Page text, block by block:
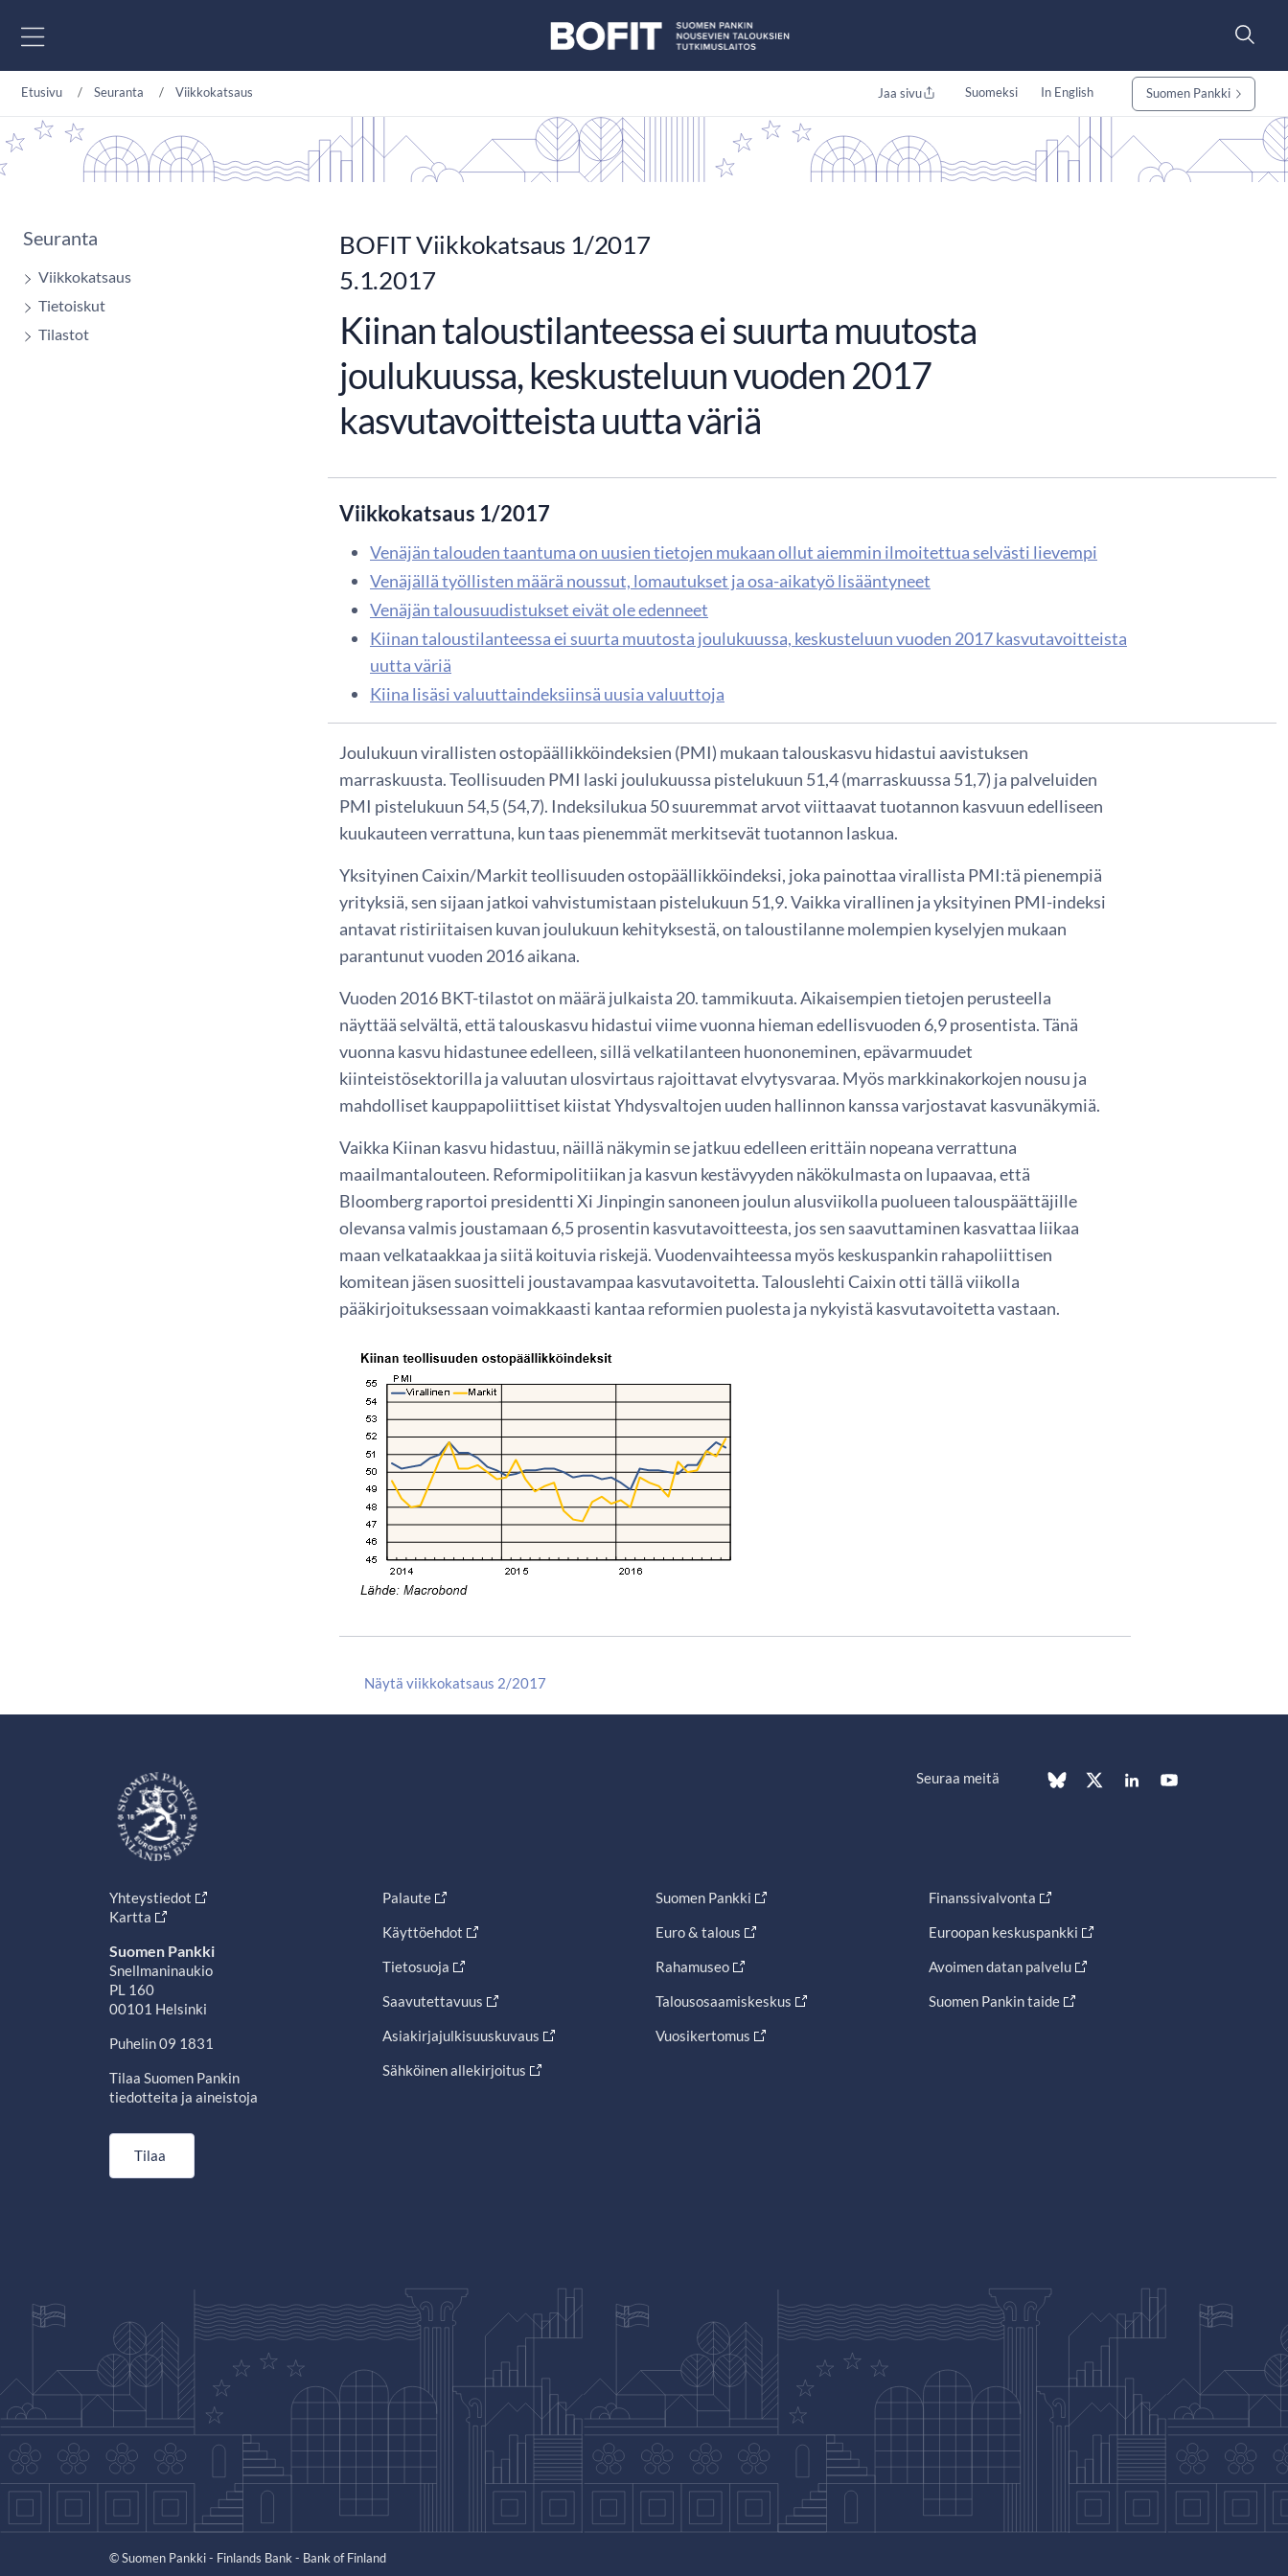
Etusivu Seuranta Viikkokatsaus Jaa sivu Suomeksi In English Suomen Pankki
Seuranta
Viikkokatsaus
Tietoiskut
Tilastot
BOFIT Viikkokatsaus 1/2017
5.1.2017
Kiinan taloustilanteessa ei suurta muutosta
joulukuussa, keskusteluun vuoden 2017
kasvutavoitteista uutta väriä
Viikkokatsaus 1/2017
Venäjän talouden taantuma on uusien tietojen mukaan ollut aiemmin ilmoitettua selvästi lievempi
Venäjällä työllisten määrä noussut, lomautukset ja osa-aikatyö lisääntyneet
Venäjän talousuudistukset eivät ole edenneet
Kiinan taloustilanteessa ei suurta muutosta joulukuussa, keskusteluun vuoden 2017 kasvutavoitteista
uutta väriä
Kiina lisäsi valuuttaindeksiinsä uusia valuuttoja
Joulukuun virallisten ostopäällikköindeksien (PMI) mukaan talouskasvu hidastui aavistuksen
marraskuusta. Teollisuuden PMI laski joulukuussa pistelukuun 51,4 (marraskuussa 51,7) ja palveluiden
PMI pistelukuun 54,5 (54,7). Indeksilukua 50 suuremmat arvot viittaavat tuotannon kasvuun edelliseen
kuukauteen verrattuna, kun taas pienemmät merkitsevät tuotannon laskua.
Yksityinen Caixin/Markit teollisuuden ostopäällikköindeksi, joka painottaa virallista PMI:tä pienempiä
yrityksiä, sen sijaan jatkoi vahvistumistaan pistelukuun 51,9. Vaikka virallinen ja yksityinen PMI-indeksi
antavat ristiriitaisen kuvan joulukuun kehityksestä, on taloustilanne molempien kyselyjen mukaan
parantunut vuoden 2016 aikana.
Vuoden 2016 BKT-tilastot on määrä julkaista 20. tammikuuta. Aikaisempien tietojen perusteella
näyttää selvältä, että talouskasvu hidastui viime vuonna hieman edellisvuoden 6,9 prosentista. Tänä
vuonna kasvu hidastunee edelleen, sillä velkatilanteen huononeminen, epävarmuudet
kiinteistösektorilla ja valuutan ulosvirtaus rajoittavat elvytysvaraa. Myös markkinakorkojen nousu ja
mahdolliset kauppapoliittiset kiistat Yhdysvaltojen uuden hallinnon kanssa varjostavat kasvunäkymiä.
Vaikka Kiinan kasvu hidastuu, näillä näkymin se jatkuu edelleen erittäin nopeana verrattuna
maailmantalouteen. Reformipolitiikan ja kasvun kestävyyden näkökulmasta on lupaavaa, että
Bloomberg raportoi presidentti Xi Jinpingin sanoneen joulun alusviikolla puolueen talouspäättäjille
olevansa valmis joustamaan 6,5 prosentin kasvutavoitteesta, jos sen saavuttaminen kasvattaa liikaa
maan velkataakkaa ja siitä koituvia riskejä. Vuodenvaihteessa myös keskuspankin rahapoliittisen
komitean jäsen suositteli joustavampaa kasvutavoitetta. Talouslehti Caixin otti tällä viikolla
pääkirjoituksessaan voimakkaasti kantaa reformien puolesta ja nykyistä kasvutavoitetta vastaan.
Näytä viikkokatsaus 2/2017
Seuraa meitä
Yhteystiedot
Kartta
Suomen Pankki
Snellmaninaukio
PL 160
00101 Helsinki
Puhelin 09 1831
Tilaa Suomen Pankin
tiedotteita ja aineistoja
Tilaa
Palaute
Käyttöehdot
Tietosuoja
Saavutettavuus
Asiakirjajulkisuuskuvaus
Sähköinen allekirjoitus
Suomen Pankki
Euro & talous
Rahamuseo
Talousosaamiskeskus
Vuosikertomus
Finanssivalvonta
Euroopan keskuspankki
Avoimen datan palvelu
Suomen Pankin taide
© Suomen Pankki - Finlands Bank - Bank of Finland